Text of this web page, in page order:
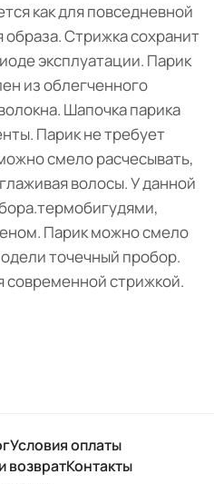
как для повседневной
образа. Стрижка сохранит
эксплуатации. Парик
из облегченного
Шапочка парика
Парик не требует
смело расчесывать,
волосы. У данной
Парик можно смело
точечный пробор.
современной стрижкой.
Условия оплаты
возвратКонтакты